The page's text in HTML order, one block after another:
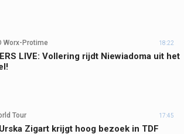
Worx-Protime 18:22
LIVE: Vollering rijdt Niewiadoma uit het
Tour 17:45
Zigart krijgt hoog bezoek in TDF